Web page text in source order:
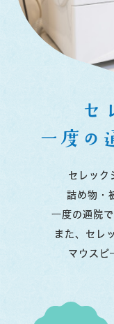
セ
一度の
セレック
詰め物・
一度の通院
また、セレ
マウスピ